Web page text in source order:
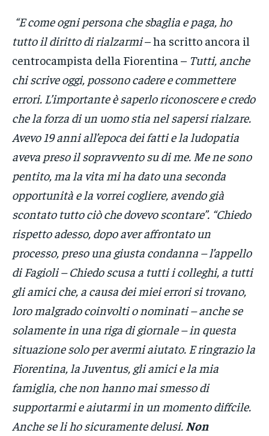
“E come ogni persona che sbaglia e paga, ho
tutto il diritto di rialzarmi– ha scritto ancora il
centrocampista della Fiorentina – Tutti, anche
chi scrive oggi, possono cadere e commettere
errori. L’importante è saperlo riconoscere e credo
che la forza di un uomo stia nel sapersi rialzare.
Avevo 19 anni all’epoca dei fatti e la ludopatia
aveva preso il sopravvento su di me. Me ne sono
pentito, ma la vita mi ha dato una seconda
opportunità e la vorrei cogliere, avendo già
scontato tutto ciò che dovevo scontare”. “Chiedo
rispetto adesso, dopo aver affrontato un
processo, preso una giusta condanna – l’appello
di Fagioli – Chiedo scusa a tutti i colleghi, a tutti
gli amici che, a causa dei miei errori si trovano,
loro malgrado coinvolti o nominati – anche se
solamente in una riga di giornale – in questa
situazione solo per avermi aiutato. E ringrazio la
Fiorentina, la Juventus, gli amici e la mia
famiglia, che non hanno mai smesso di
supportarmi e aiutarmi in un momento diffcile.
Anche se li ho sicuramente delusi. Non